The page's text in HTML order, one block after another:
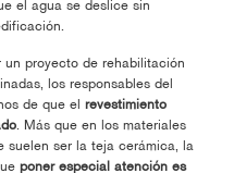
el agua se deslice sin
un proyecto de rehabilitación
los responsables del
de que el revestimiento
. Más que en los materiales
suelen ser la teja cerámica, la
poner especial atención es